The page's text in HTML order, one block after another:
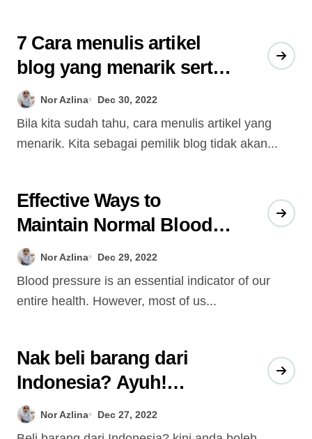
7 Cara menulis artikel
blog yang menarik serta
kreatifNor Azlina Dec 30, 2022
Bila kita sudah tahu, cara menulis artikel yang
menarik. Kita sebagai pemilik blog tidak akan...
Effective Ways to
Maintain Normal Blood
Pressure
Nor Azlina Dec 29, 2022
Blood pressure is an essential indicator of our
entire health. However, most of us...
Nak beli barang dari
Indonesia? Ayuh!
TOLONG BELI uruskan.
Nor Azlina Dec 27, 2022